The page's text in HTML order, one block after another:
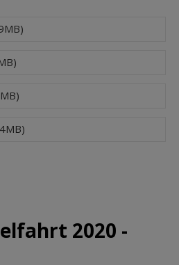
2020 -